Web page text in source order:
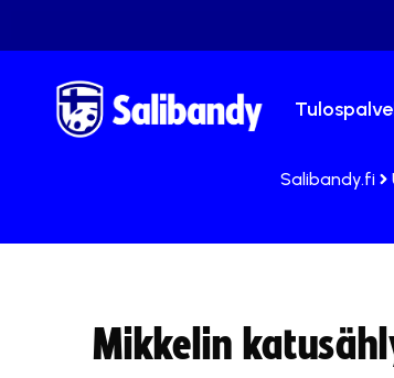
Salibandy.fi
Mikkelin